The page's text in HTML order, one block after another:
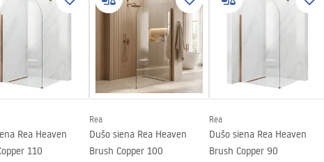
Rea Heaven
110
Rea
Dušo siena Rea Heaven
Brush Copper 100
Rea
Dušo siena Rea Heaven
Brush Copper 90